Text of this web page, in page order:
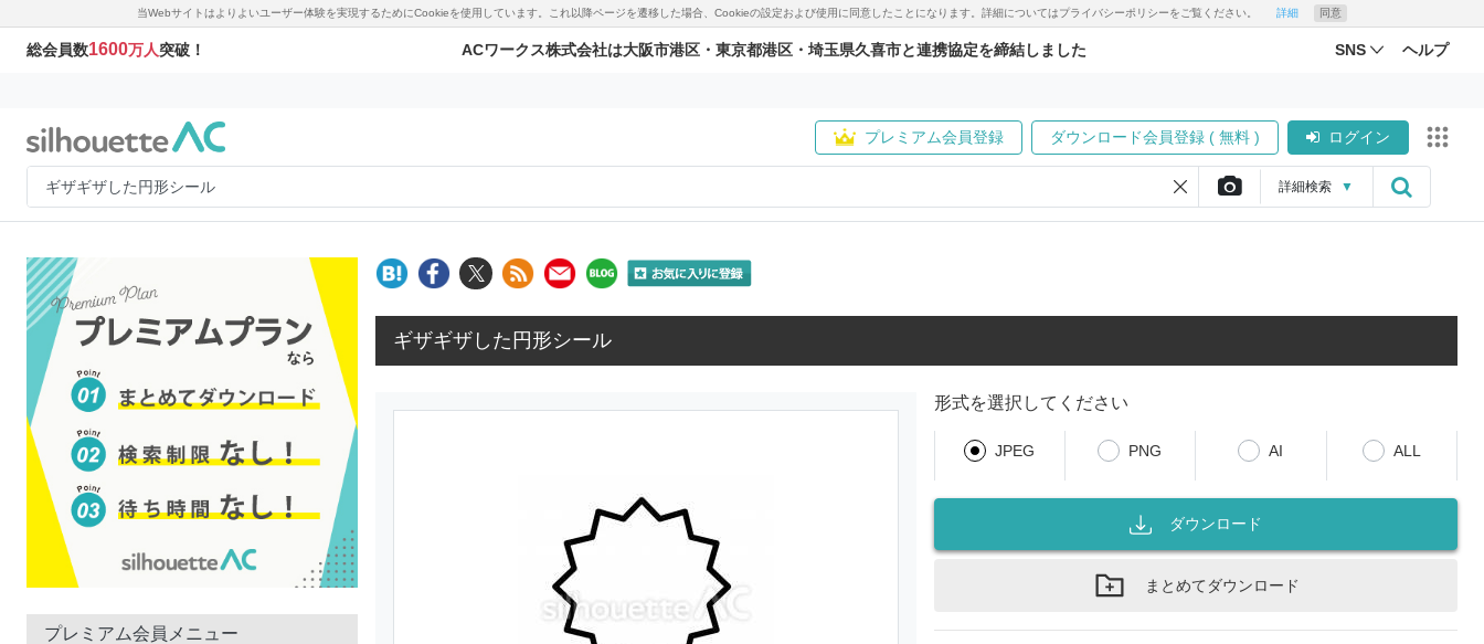
当Webサイトはよりよいユーザー体験を実現するためにCookieを使用しています。これ以降ページを遷移した場合、Cookieの設定および使用に同意したことになります。詳細についてはプライバシーポリシーをご覧ください。 詳細 同意
総会員数1600万人突破！ ACワークス株式会社は大阪市港区・東京都港区・埼玉県久喜市と連携協定を締結しました SNS ヘルプ
プレミアム会員登録 ダウンロード会員登録 ( 無料 ) ログイン
詳細検索 ▼
プレミアム会員メニュー
ギザギザした円形シール
形式を選択してください
JPEG PNG AI ALL
ダウンロード
まとめてダウンロード